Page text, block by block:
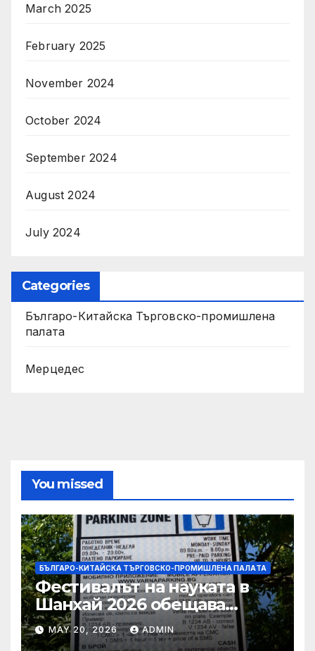
March 2025
February 2025
November 2024
October 2024
September 2024
August 2024
July 2024
Categories
Българо-Китайска Търговско-промишлена
палaта
Мерцедес
You missed
БЪЛГАРО-КИТАЙСКА ТЪРГОВСКО-ПРОМИШЛЕНА ПАЛAТА
Фестивалът на науката в
Шанхай 2026 обещава
вълнуващи научно-
технологични иновации
MAY 20, 2026 ADMIN